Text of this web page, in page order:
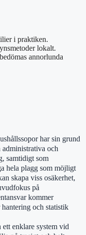
i praktiken.
lokalt.
annorlunda
har sin grund
och
samtidigt som
hela plagg som möjligt
skapa viss osäkerhet,
på
kommer
och statistik
enklare system vid